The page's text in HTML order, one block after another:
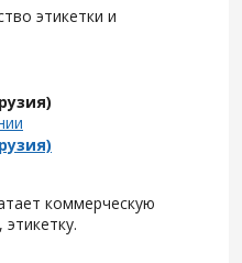
этикетки и
коммерческую